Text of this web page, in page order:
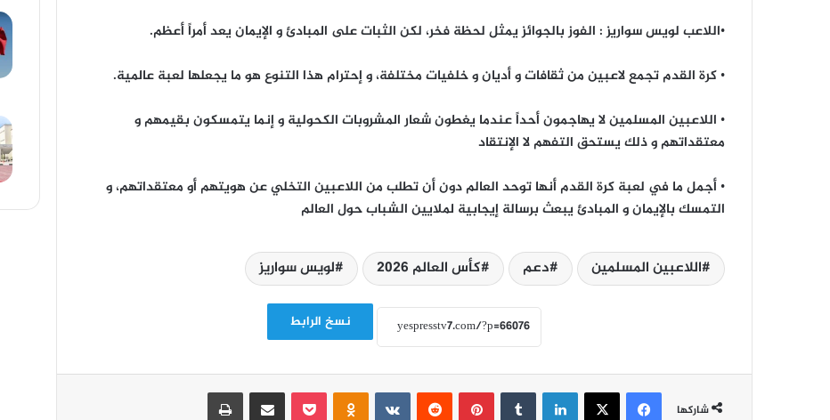
•اللاعب لويس سواريز : الفوز بالجوائز يمثل لحظة فخر، لكن الثبات على المبادئ و الإيمان يعد أمراً أعظم.
• كرة القدم تجمع لاعبين من ثقافات و أديان و خلفيات مختلفة، و إحترام هذا التنوع هو ما يجعلها لعبة عالمية.
• اللاعبين المسلمين لا يهاجمون أحداً عندما يغطون شعار المشروبات الكحولية و إنما يتمسكون بقيمهم و
معتقداتهم و ذلك يستحق التفهم لا الإنتقاد
• أجمل ما في لعبة كرة القدم أنها توحد العالم دون أن تطلب من اللاعبين التخلي عن هويتهم أو معتقداتهم، و
التمسك بالإيمان و المبادئ يبعث برسالة إيجابية لملايين الشباب حول العالم
اللاعبين المسلمين دعم كأس العالم 2026 لويس سواريز
نسخ الرابط
شاركها
فيسبوك ‫X لينكدإن بينتيريست مشاركة عبر البريد